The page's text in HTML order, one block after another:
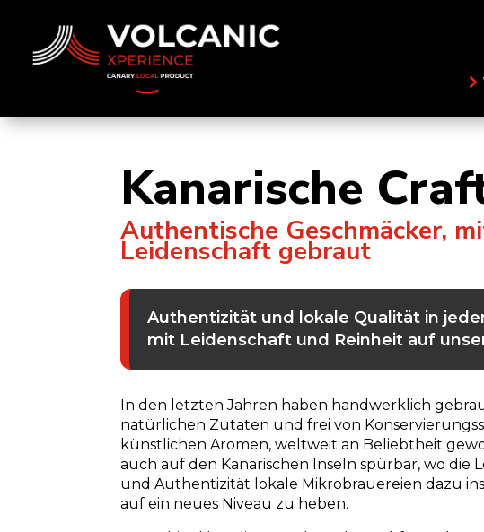
Kanarische
Authentische Geschmäcker,
Leidenschaft gebraut
Authentizität und lokale Qualität in
mit Leidenschaft und Reinheit auf
In den letzten Jahren haben handwerklich
natürlichen Zutaten und frei von
künstlichen Aromen, weltweit an Beliebtheit
auch auf den Kanarischen Inseln spürbar, wo die
und Authentizität lokale Mikrobrauereien dazu
auf ein neues Niveau zu heben.